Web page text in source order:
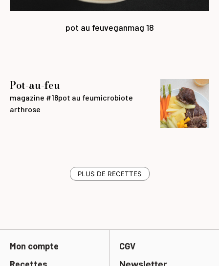
pot au feuveganmag 18
Pot-au-feu
magazine #18pot au feumicrobiote
arthrose
PLUS DE RECETTES
Mon compte
CGV